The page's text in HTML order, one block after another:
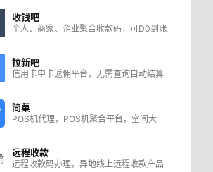
收钱吧
个人、商家、企业聚合收款码，可D0到账
拉新吧
信用卡申卡返佣平台，无需查询自动结算
简菓
POS机代理，POS机聚合平台，空间大
远程收款
远程收款码办理，异地线上远程收款产品